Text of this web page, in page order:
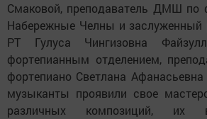
Смаковой, преподаватель ДМШ по
Набережные Челны и заслуженный
РТ Гулуса Чингизовна
фортепианным отделением,
фортепиано Светлана
музыканты проявили свое
различных композиций, их